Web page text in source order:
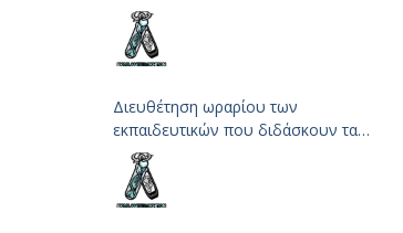
μαθήματα των Φυσικών Επιστημών
Διευθέτηση ωραρίου των
εκπαιδευτικών που διδάσκουν τα
μαθήματα των Φυσικών Επιστημών